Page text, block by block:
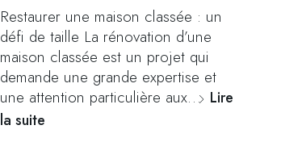
Restaurer une maison classée : un
défi de taille La rénovation d’une
maison classée est un projet qui
demande une grande expertise et
une attention particulière aux… Lire
la suite